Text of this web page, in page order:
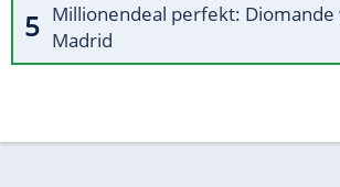
Millionendeal perfekt: Diomande
Madrid